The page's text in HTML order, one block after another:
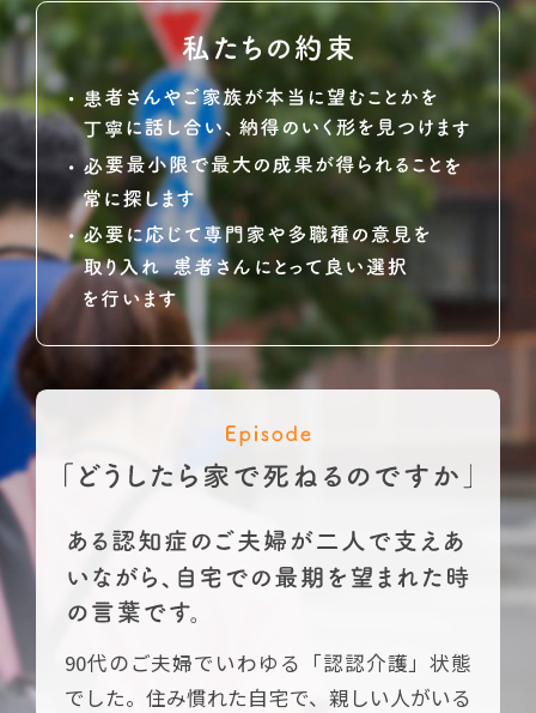
90代のご夫婦でいわゆる「認認介護」状態
でした。住み慣れた自宅で、親しい人がいる